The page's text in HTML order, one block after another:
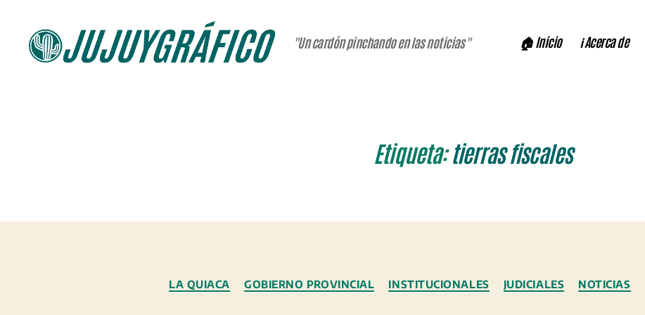
"Un cardón pinchando en las noticias" 🏠 Inicio ℹ️ Acerca de
Etiqueta: tierras fiscales
Categorías
LA QUIACA GOBIERNO PROVINCIAL INSTITUCIONALES JUDICIALES NOTICIAS